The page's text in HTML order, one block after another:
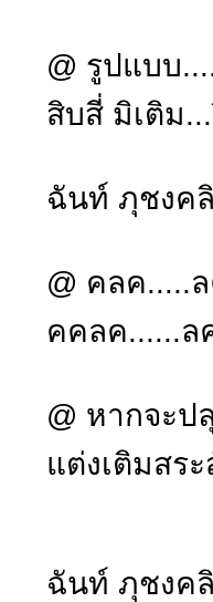
@ รูปแบบ
สิบสี่ มิเติม
ฉันท์ ภุชงค
@ คลค.....
คคลค......ล
@ หากจะ
แต่งเติมสร
ฉันท์ ภุชงค